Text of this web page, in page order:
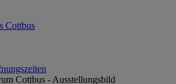
Cottbus